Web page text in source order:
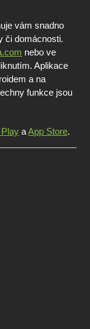
vám snadno
či domácnosti.
nebo ve
Aplikace
a na
funkce jsou
aApp Store.